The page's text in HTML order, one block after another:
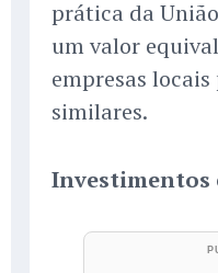
prática da
um valor
empresas
similares.
Investimentos